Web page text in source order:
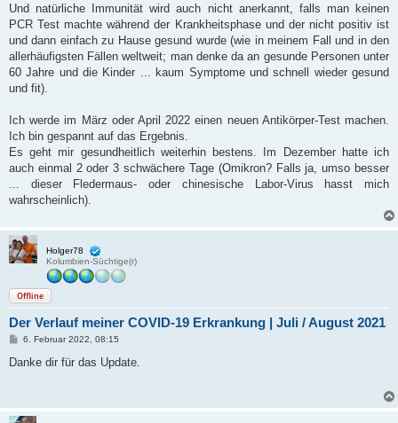
Und natürliche Immunität wird auch nicht anerkannt, falls man keinen
PCR Test machte während der Krankheitsphase und der nicht positiv ist
und dann einfach zu Hause gesund wurde (wie in meinem Fall und in den
allerhäufigsten Fällen weltweit; man denke da an gesunde Personen unter
60 Jahre und die Kinder ... kaum Symptome und schnell wieder gesund
und fit).
Ich werde im März oder April 2022 einen neuen Antikörper-Test machen.
Ich bin gespannt auf das Ergebnis.
Es geht mir gesundheitlich weiterhin bestens. Im Dezember hatte ich
auch einmal 2 oder 3 schwächere Tage (Omikron? Falls ja, umso besser
... dieser Fledermaus- oder chinesische Labor-Virus hasst mich
wahrscheinlich).
Holger78
Kolumbien-Süchtige(r)
Offline
Der Verlauf meiner COVID-19 Erkrankung | Juli / August 2021
B
i
6. Februar 2022, 08:15
Danke dir für das Update.